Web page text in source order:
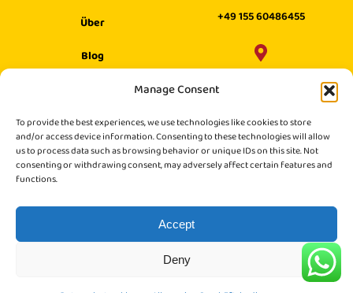
Manage Consent
To provide the best experiences, we use technologies like cookies to store
and/or access device information. Consenting to these technologies will allow
us to process data such as browsing behavior or unique IDs on this site. Not
consenting or withdrawing consent, may adversely affect certain features and
functions.
Accept
Deny
Über
Blog
+49 155 60486455
Philippstraße 27, 52349 Düren,
Germany